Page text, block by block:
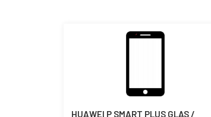
HUAWEI P SMART PLUS GLAS /